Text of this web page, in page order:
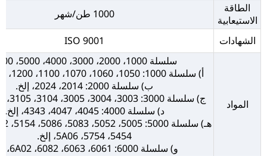
الطاقة
الاستيعابية
1000 طن/شهر
الشهادات ISO 9001
المواد
سلسلة 1000، 2000، 3000، 4000، 5000، 6000
أ) سلسلة 1000: 1050، 1060، 1070، 1100، 1200، 1235، إلخ.
ب) سلسلة 2000: 2014، 2024، إلخ.
ج) سلسلة 3000: 3003، 3004، 3005، 3104، 3105، 3A21، إلخ.
د) سلسلة 4000: 4045، 4047، 4343، إلخ.
5454، 5754، 5A06، إلخ.
و) سلسلة 6000: 6061، 6063، 6082، 6A02، إلخ.